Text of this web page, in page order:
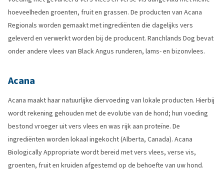
hoeveelheden groenten, fruit en grassen. De producten van Acana
Regionals worden gemaakt met ingrediënten die dagelijks vers
geleverd en verwerkt worden bij de producent. Ranchlands Dog bevat
onder andere vlees van Black Angus runderen, lams- en bizonvlees.
Acana
Acana maakt haar natuurlijke diervoeding van lokale producten. Hierbij
wordt rekening gehouden met de evolutie van de hond; hun voeding
bestond vroeger uit vers vlees en was rijk aan proteïne. De
ingrediënten worden lokaal ingekocht (Alberta, Canada). Acana
Biologically Appropriate wordt bereid met vers vlees, verse vis,
groenten, fruit en kruiden afgestemd op de behoefte van uw hond.